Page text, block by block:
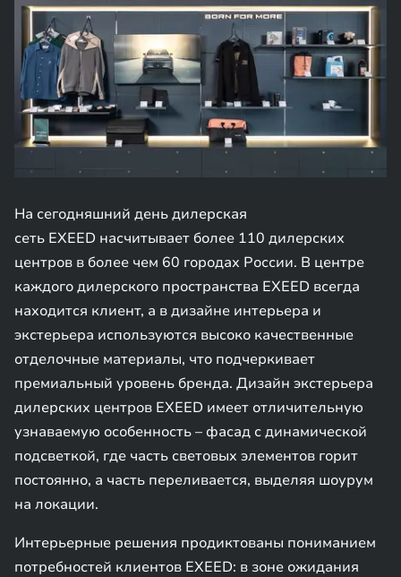
На сегодняшний день дилерская
сеть EXEED насчитывает более 110 дилерских
центров в более чем 60 городах России. В центре
каждого дилерского пространства EXEED всегда
находится клиент, а в дизайне интерьера и
экстерьера используются высоко качественные
отделочные материалы, что подчеркивает
премиальный уровень бренда. Дизайн экстерьера
дилерских центров EXEED имеет отличительную
узнаваемую особенность – фасад с динамической
подсветкой, где часть световых элементов горит
постоянно, а часть переливается, выделяя шоурум
на локации.
Интерьерные решения продиктованы пониманием
потребностей клиентов EXEED: в зоне ожидания